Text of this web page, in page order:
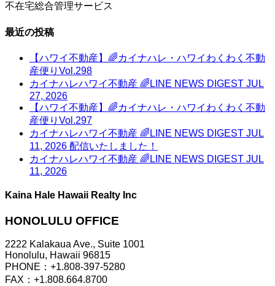
不在宅総合管理サービス
最近の投稿
【ハワイ不動産】🌈カイナハレ・ハワイわくわく不動
産便りVol.298
カイナハレハワイ不動産 🌈LINE NEWS DIGEST JUL
27, 2026
【ハワイ不動産】🌈カイナハレ・ハワイわくわく不動
産便りVol.297
カイナハレハワイ不動産 🌈LINE NEWS DIGEST JUL
11, 2026 配信いたしました！
カイナハレハワイ不動産 🌈LINE NEWS DIGEST JUL
11, 2026
Kaina Hale Hawaii Realty Inc
HONOLULU OFFICE
2222 Kalakaua Ave., Suite 1001
Honolulu, Hawaii 96815
PHONE：+1.808-397-5280
FAX：+1.808.664.8700